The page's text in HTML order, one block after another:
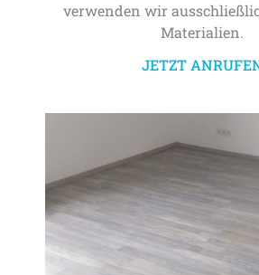
verwenden wir
Materialien.
JETZT